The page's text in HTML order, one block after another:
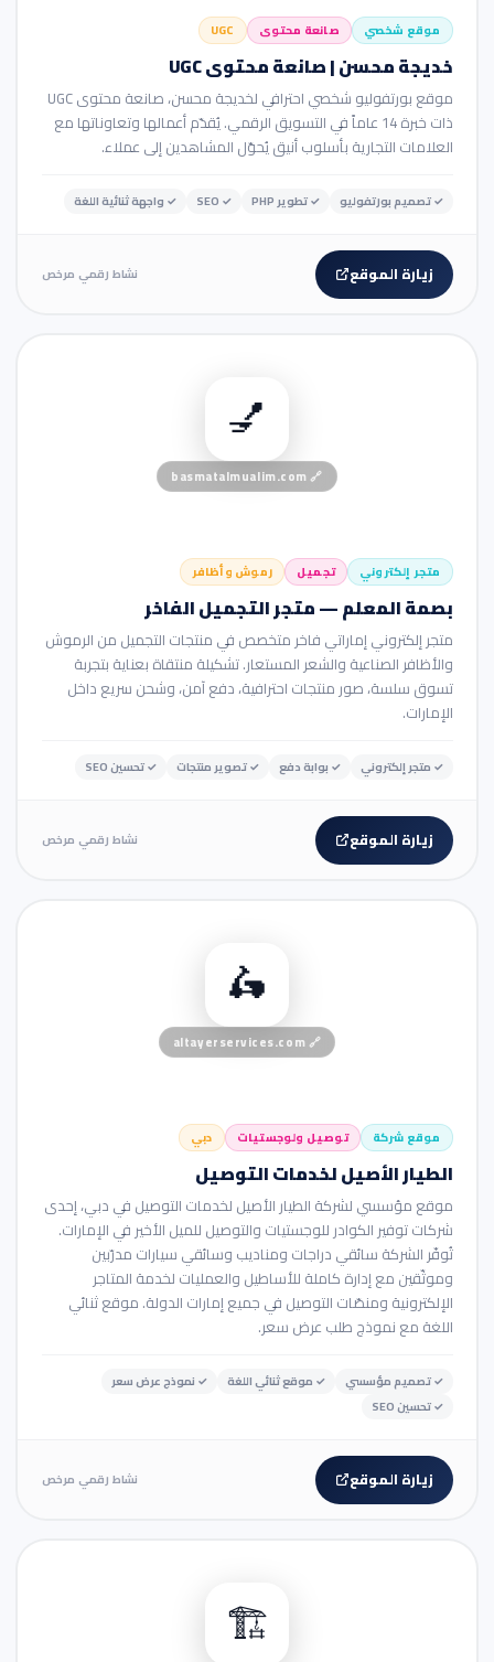
موقع شخصي صانعة محتوى UGC
خديجة محسن | صانعة محتوى UGC
موقع بورتفوليو شخصي احترافي لخديجة محسن، صانعة محتوى UGC
ذات خبرة 14 عاماً في التسويق الرقمي. يُقدّم أعمالها وتعاوناتها مع
العلامات التجارية بأسلوب أنيق يُحوّل المشاهدين إلى عملاء.
✓تصميم بورتفوليو ✓تطوير PHP ✓
✓ واجهة ثنائية اللغة
زيارة الموقع نشاط رقمي مرخص
💅
🔗
متجر إلكتروني تجميل رموش وأظافر
بصمة المعلم — متجر التجميل الفاخر
متجر إلكتروني إماراتي فاخر متخصص في منتجات التجميل من الرموش
والأظافر الصناعية والشعر المستعار. تشكيلة منتقاة بعناية بتجربة
تسوق سلسة، صور منتجات احترافية، دفع آمن، وشحن سريع داخل
الإمارات.
✓ متجر إلكتروني ✓ بوابة دفع ✓تصوير منتجات ✓تحسين SEO
زيارة الموقع نشاط رقمي مرخص
🛵
🔗
موقع شركة توصيل ولوجستيات دبي
الطيار الأصيل لخدمات التوصيل
موقع مؤسسي لشركة الطيار الأصيل لخدمات التوصيل في دبي، إحدى
شركات توفير الكوادر للوجستيات والتوصيل للميل الأخير في الإمارات.
تُوفّر الشركة سائقي دراجات ومناديب وسائقي سيارات مدرّبين
وموثّقين مع إدارة كاملة للأساطيل والعمليات لخدمة المتاجر
الإلكترونية ومنصّات التوصيل في جميع إمارات الدولة. موقع ثنائي
اللغة مع نموذج طلب عرض سعر.
✓تصميم مؤسسي ✓ موقع ثنائي اللغة ✓ نموذج عرض سعر
✓تحسين SEO
زيارة الموقع نشاط رقمي مرخص
🏗️